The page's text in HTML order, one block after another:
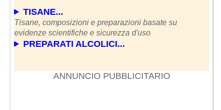
TISANE...
Tisane, composizioni e preparazioni basate su
evidenze scientifiche e sicurezza d'uso
PREPARATI ALCOLICI...
ANNUNCIO PUBBLICITARIO